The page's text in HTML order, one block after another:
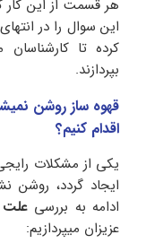
هر قسمت از این کار
این سوال را در
کرده تا
بپردازند.
قهوه ساز روشن
اقدام کنیم؟
یکی از مشکلات
ایجاد گردد، روشن
ادامه به بررسی
عزیزان میپردازیم: